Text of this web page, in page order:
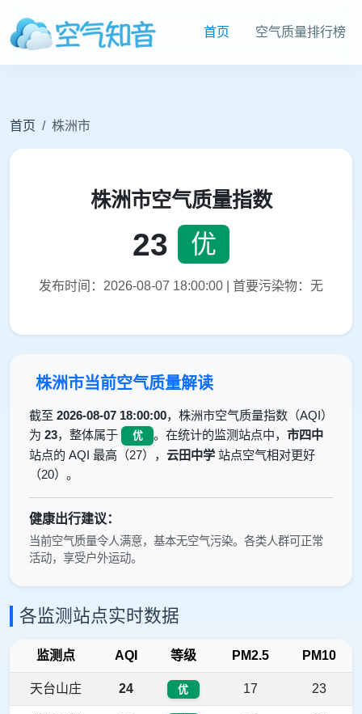
首页 空气质量排行榜
首页 株洲市
株洲市空气质量指数
23 优
发布时间：2026-08-07 18:00:00 | 首要污染物：无
株洲市当前空气质量解读
截至 2026-08-07 18:00:00，株洲市空气质量指数（AQI）
为 23，整体属于 优 。在统计的监测站点中， 市四中
站点的 AQI 最高（27）， 云田中学 站点空气相对更好
（20）。
健康出行建议：
当前空气质量令人满意，基本无空气污染。各类人群可正常
活动，享受户外运动。
各监测站点实时数据
监测点 AQI 等级 PM2.5 PM10
天台山庄 24 优 17 23